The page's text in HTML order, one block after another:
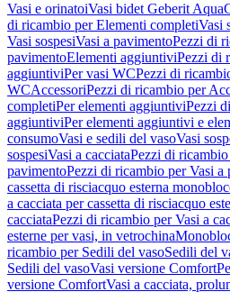
Vasi e orinatoiVasi bidet Geberit
di ricambio per Elementi completiVasi
Vasi sospesiVasi a pavimentoPezzi di
pavimentoElementi aggiuntiviPezzi di
aggiuntiviPer vasi WCPezzi di
WCAccessoriPezzi di ricambio per
completiPer elementi aggiuntiviPezzi
aggiuntiviPer elementi aggiuntivi e
consumoVasi e sedili del vasoVasi
sospesiVasi a cacciataPezzi di ricambio
pavimentoPezzi di ricambio per Vasi a
cassetta di risciacquo esterna
a cacciata per cassetta di risciacquo
cacciataPezzi di ricambio per Vasi a
esterne per vasi, in vetrochina
ricambio per Sedili del vasoSedili del
Sedili del vasoVasi versione Comfort
versione ComfortVasi a cacciata,